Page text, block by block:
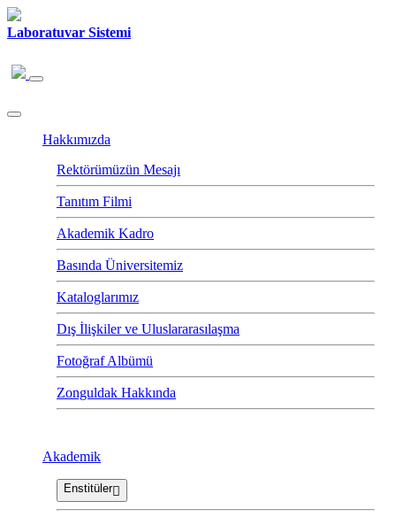
Laboratuvar Sistemi
Hakkımızda
Rektörümüzün Mesajı
Tanıtım Filmi
Akademik Kadro
Basında Üniversitemiz
Kataloglarımız
Dış İlişkiler ve Uluslararasılaşma
Fotoğraf Albümü
Zonguldak Hakkında
Akademik
Enstitüler